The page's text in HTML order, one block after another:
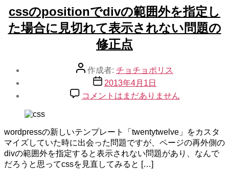
の
リ
印
作
成
方
法
へ
の
ゴ
リ
ー
cssのpositionでdivの範囲外を指定し
た場合に見切れて表示されない問題の
修正点
投
者
作成者: チョチョポリス
投
稿
日
2013年4月1日
css
の
div
の
範
囲
コメントはまだありません
wordpressの新しいテンプレート「twentytwelve」をカスタ
マイズしていた時に出会った問題ですが、ページの再外側の
divの範囲外を指定すると表示されない問題があり、なんで
だろうと思ってcssを見直してみると […]